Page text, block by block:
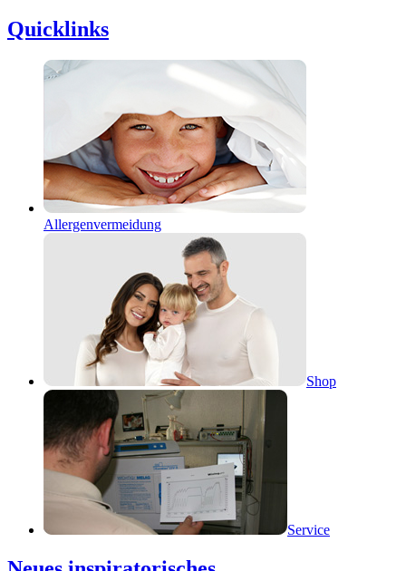
Quicklinks
Allergenvermeidung
Shop
Service